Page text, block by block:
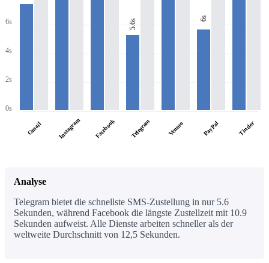
6s
4s
2s
0s
Gmail Instagram Facebook
5.6s
Telegram Venmo
6s
PayPal Tinder
Analyse
Telegram bietet die schnellste SMS-Zustellung in nur 5.6
Sekunden, während Facebook die längste Zustellzeit mit 10.9
Sekunden aufweist. Alle Dienste arbeiten schneller als der
weltweite Durchschnitt von 12,5 Sekunden.